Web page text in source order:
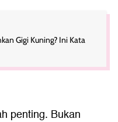
Gigi Kuning? Ini Kata
penting. Bukan